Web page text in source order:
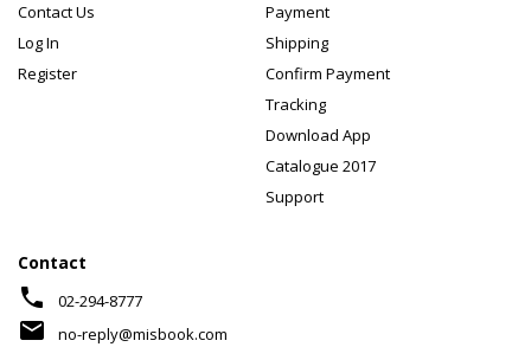
Contact Us
Log In
Register
Payment
Shipping
Confirm Payment
Tracking
Download App
Catalogue 2017
Support
Contact
phone 02-294-8777
mail
no-reply@misbook.com